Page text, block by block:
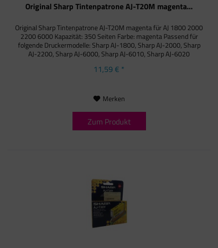
Original Sharp Tintenpatrone AJ-T20M magenta...
Original Sharp Tintenpatrone AJ-T20M magenta für AJ 1800 2000
2200 6000 Kapazität: 350 Seiten Farbe: magenta Passend für
folgende Druckermodelle: Sharp AJ-1800, Sharp AJ-2000, Sharp
AJ-2200, Sharp AJ-6000, Sharp AJ-6010, Sharp AJ-6020
11,59 € *
Merken
Zum Produkt